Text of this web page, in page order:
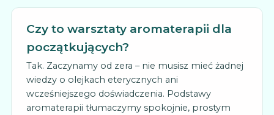
Czy to warsztaty aromaterapii dla
początkujących?
Tak. Zaczynamy od zera – nie musisz mieć żadnej
wiedzy o olejkach eterycznych ani
wcześniejszego doświadczenia. Podstawy
aromaterapii tłumaczymy spokojnie, prostym